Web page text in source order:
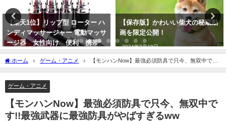
【楽天1位】リップ型 ローター ハ
ンディマッサージャー 電動マッサ
ージ器 女性向け 便利 携帯
送料無料！
【保存版】かわいい柴犬の秘蔵動
画を限定公開！
2024年2月18日
ホーム ゲーム・アニメ
【モンハンNow】最強必須防具で只今、無双中で
す!!最強武器に最強防具がやばすぎるww
ゲーム・アニメ
【モンハンNow】最強必須防具で只今、無双中で
す!!最強武器に最強防具がやばすぎるww